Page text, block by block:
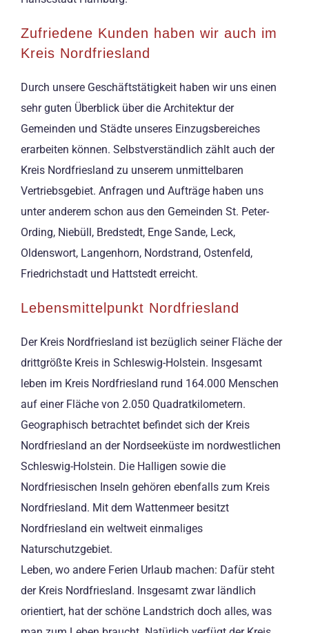
Zufriedene Kunden haben wir auch im
Kreis Nordfriesland
Durch unsere Geschäftstätigkeit haben wir uns einen
sehr guten Überblick über die Architektur der
Gemeinden und Städte unseres Einzugsbereiches
erarbeiten können. Selbstverständlich zählt auch der
Kreis Nordfriesland zu unserem unmittelbaren
Vertriebsgebiet. Anfragen und Aufträge haben uns
unter anderem schon aus den Gemeinden St. Peter-
Ording, Niebüll, Bredstedt, Enge Sande, Leck,
Oldenswort, Langenhorn, Nordstrand, Ostenfeld,
Friedrichstadt und Hattstedt erreicht.
Lebensmittelpunkt Nordfriesland
Der Kreis Nordfriesland ist bezüglich seiner Fläche der
drittgrößte Kreis in Schleswig-Holstein. Insgesamt
leben im Kreis Nordfriesland rund 164.000 Menschen
auf einer Fläche von 2.050 Quadratkilometern.
Geographisch betrachtet befindet sich der Kreis
Nordfriesland an der Nordseeküste im nordwestlichen
Schleswig-Holstein. Die Halligen sowie die
Nordfriesischen Inseln gehören ebenfalls zum Kreis
Nordfriesland. Mit dem Wattenmeer besitzt
Nordfriesland ein weltweit einmaliges
Naturschutzgebiet.
Leben, wo andere Ferien Urlaub machen: Dafür steht
der Kreis Nordfriesland. Insgesamt zwar ländlich
orientiert, hat der schöne Landstrich doch alles, was